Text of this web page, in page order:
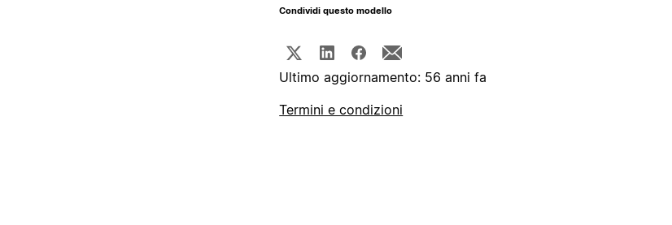
Condividi questo modello
Ultimo aggiornamento: 56 anni fa
Termini e condizioni